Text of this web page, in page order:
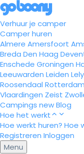
Verhuur je camper
Camper huren
Almere Amersfoort
Breda Den Haag
Enschede Groningen
Leeuwarden Leiden
Roosendaal Rotterdam
Vlaardingen Zeist
Campings newBlog
Hoe het werkt
Hoe werkt huren? Hoe
Registreren Inloggen
Menu